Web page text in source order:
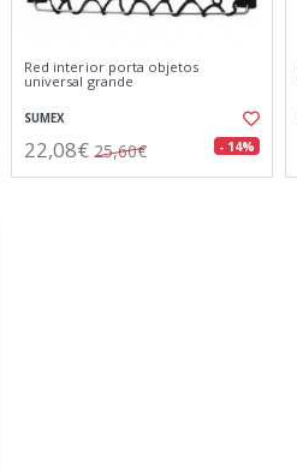
Red interior porta objetos
universal grande
SUMEX
22,08€ 25,60€ - 14%